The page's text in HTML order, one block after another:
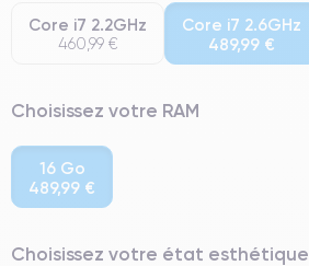
Core i7 2.2GHz
460,99 €
Core i7 2.6GHz
489,99 €
Choisissez votre RAM
16 Go
489,99 €
Choisissez votre état esthétique